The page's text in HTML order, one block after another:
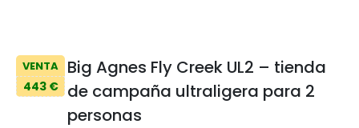
VENTA
443 €
Big Agnes Fly Creek UL2 – tienda
de campaña ultraligera para 2
personas